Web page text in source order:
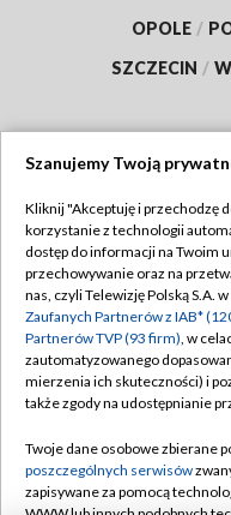
OPOLE /
SZCZECIN /
Abonament TVP
Emisja w TVP
Centrum informacji
Naziemna Telewizja
Rada Programowa
System NOS
Szanujemy Twoją
Kliknij "Akceptuję i przechodzę
korzystanie z technologii
dostęp do informacji na Twoim
przechowywanie oraz na
nas, czyli Telewizję Polską S.A.
Zaufanych Partnerów z IAB*
Partnerów TVP (93 firm), w
zautomatyzowanego
mierzenia ich skuteczności) i
także zgody na udostępnianie
Twoje dane osobowe zbierane
poszczególnych serwisów
zapisywane za pomocą